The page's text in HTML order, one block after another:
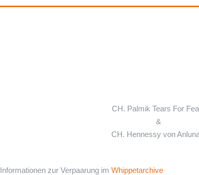
CH. Palmik Tears For
&
CH. Hennessy von
Informationen zur Verpaarung im Whippetarchive